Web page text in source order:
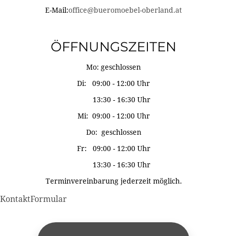
E-Mail:office@bueromoebel-oberland.at
ÖFFNUNGSZEITEN
Mo: geschlossen
Di: 09:00 - 12:00 Uhr
13:30 - 16:30 Uhr
Mi: 09:00 - 12:00 Uhr
Do: geschlossen
Fr: 09:00 - 12:00 Uhr
13:30 - 16:30 Uhr
Terminvereinbarung jederzeit möglich.
KontaktFormular